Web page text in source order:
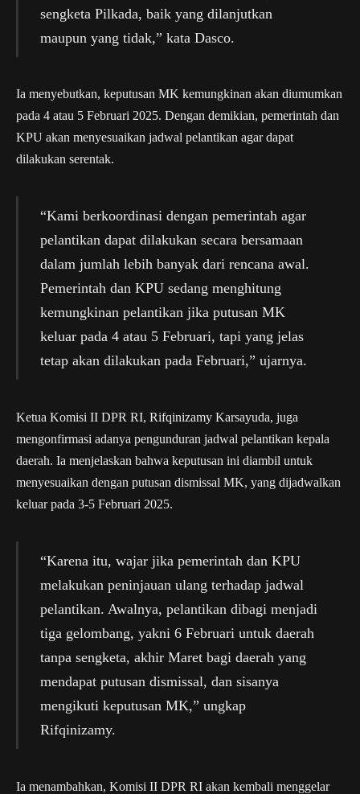
sengketa Pilkada, baik yang dilanjutkan
maupun yang tidak,” kata Dasco.
Ia menyebutkan, keputusan MK kemungkinan akan diumumkan
pada 4 atau 5 Februari 2025. Dengan demikian, pemerintah dan
KPU akan menyesuaikan jadwal pelantikan agar dapat
dilakukan serentak.
“Kami berkoordinasi dengan pemerintah agar
pelantikan dapat dilakukan secara bersamaan
dalam jumlah lebih banyak dari rencana awal.
Pemerintah dan KPU sedang menghitung
kemungkinan pelantikan jika putusan MK
keluar pada 4 atau 5 Februari, tapi yang jelas
tetap akan dilakukan pada Februari,” ujarnya.
Ketua Komisi II DPR RI, Rifqinizamy Karsayuda, juga
mengonfirmasi adanya pengunduran jadwal pelantikan kepala
daerah. Ia menjelaskan bahwa keputusan ini diambil untuk
menyesuaikan dengan putusan dismissal MK, yang dijadwalkan
keluar pada 3-5 Februari 2025.
“Karena itu, wajar jika pemerintah dan KPU
melakukan peninjauan ulang terhadap jadwal
pelantikan. Awalnya, pelantikan dibagi menjadi
tiga gelombang, yakni 6 Februari untuk daerah
tanpa sengketa, akhir Maret bagi daerah yang
mendapat putusan dismissal, dan sisanya
mengikuti keputusan MK,” ungkap
Rifqinizamy.
Ia menambahkan, Komisi II DPR RI akan kembali menggelar